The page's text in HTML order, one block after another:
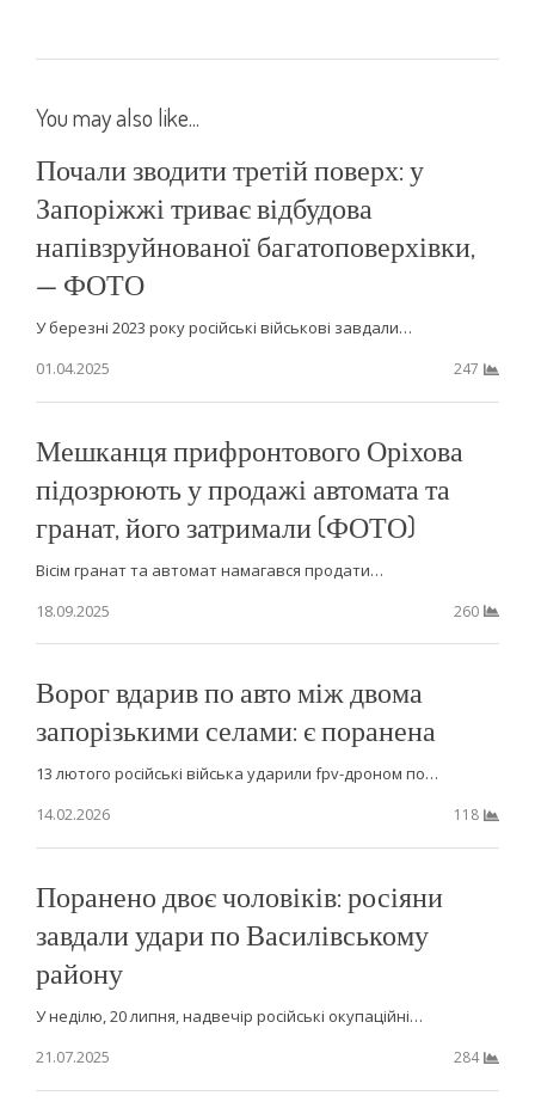
You may also like...
Почали зводити третій поверх: у
Запоріжжі триває відбудова
напівзруйнованої багатоповерхівки,
— ФОТО
У березні 2023 року російські військові завдали…
01.04.2025
247
Мешканця прифронтового Оріхова
підозрюють у продажі автомата та
гранат, його затримали (ФОТО)
Вісім гранат та автомат намагався продати…
18.09.2025
260
Ворог вдарив по авто між двома
запорізькими селами: є поранена
13 лютого російські війська ударили fpv-дроном по…
14.02.2026
118
Поранено двоє чоловіків: росіяни
завдали удари по Василівському
району
У неділю, 20 липня, надвечір російські окупаційні…
21.07.2025
284